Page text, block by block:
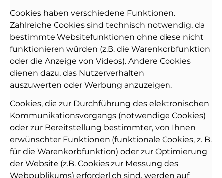
Cookies haben verschiedene Funktionen.
Zahlreiche Cookies sind technisch notwendig, da
bestimmte Websitefunktionen ohne diese nicht
funktionieren würden (z.B. die Warenkorbfunktion
oder die Anzeige von Videos). Andere Cookies
dienen dazu, das Nutzerverhalten
auszuwerten oder Werbung anzuzeigen.
Cookies, die zur Durchführung des elektronischen
Kommunikationsvorgangs (notwendige Cookies)
oder zur Bereitstellung bestimmter, von Ihnen
erwünschter Funktionen (funktionale Cookies, z. B.
für die Warenkorbfunktion) oder zur Optimierung
der Website (z.B. Cookies zur Messung des
Webpublikums) erforderlich sind, werden auf